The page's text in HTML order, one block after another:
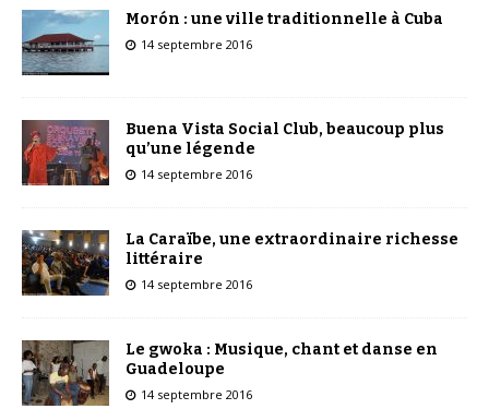
Morón : une ville traditionnelle à Cuba
14 septembre 2016
Buena Vista Social Club, beaucoup plus
qu’une légende
14 septembre 2016
La Caraïbe, une extraordinaire richesse
littéraire
14 septembre 2016
Le gwoka : Musique, chant et danse en
Guadeloupe
14 septembre 2016